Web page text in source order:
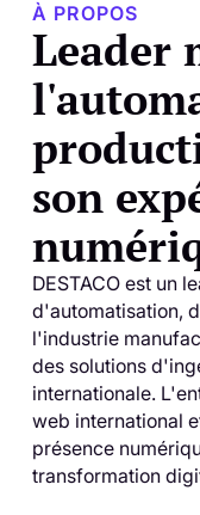
À PROPOS
Leader
son
DESTACO est un
d'automatisation,
l'industrie
des solutions
internationale.
web international
présence
transformation